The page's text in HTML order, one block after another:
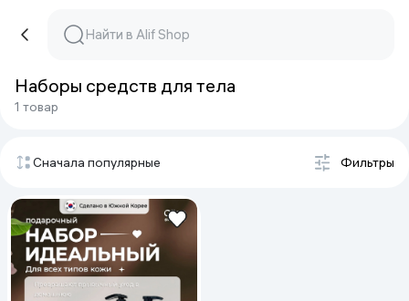
Наборы средств для тела
1 товар
Сначала популярные Фильтры